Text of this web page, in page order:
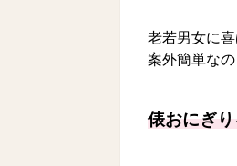
老若男女に
案外簡単なの
俵おにぎ